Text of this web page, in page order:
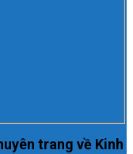
trang về Kinh